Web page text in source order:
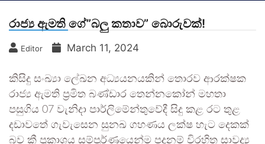
රාජ්‍ය ඇමති ගේ”බලු කතාව” බොරුවක්!
Editor March 11, 2024
කිසිදු සංඛ්‍යා ලේඛන අධ්‍යයනයකින් තොරව ආරක්ෂක
රාජ්‍ය ඇමති ප්‍රමිත බණ්ඩාර තෙන්නකෝන් මහතා
පසුගිය 07 වැනිදා පාර්ලිමේන්තුවේදී සිදු කළ රට තුළ
දඩාවතේ ගැවැසෙන සුනඛ ගහණය ලක්ෂ හැට දෙකක්
බව කී ප්‍රකාශය සම්පූර්ණයෙන්ම පදනම් විරහිත සාවද්‍ය